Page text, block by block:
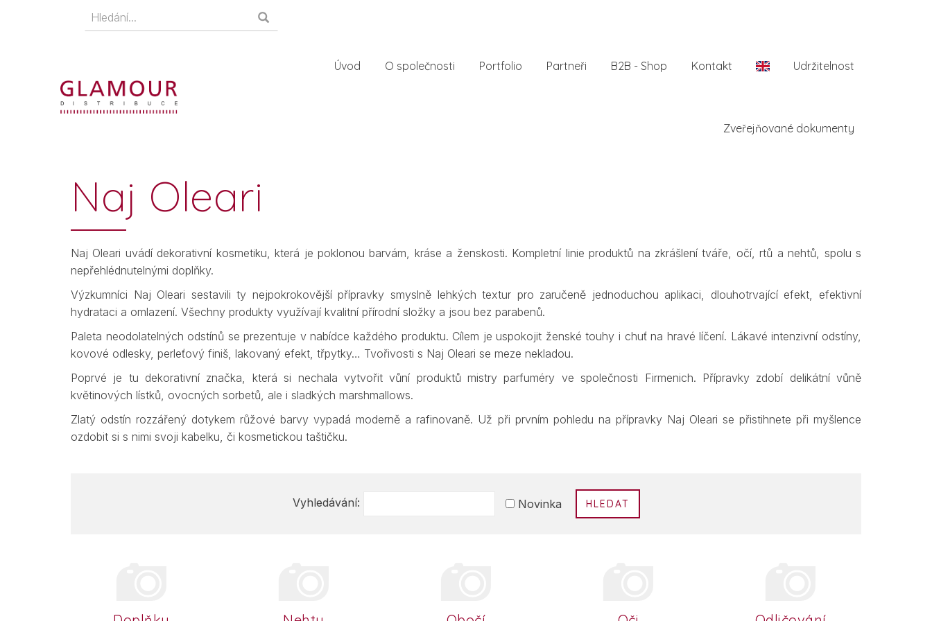
Úvod O společnosti Portfolio Partneři B2B - Shop Kontakt En Udržitelnost
Zveřejňované dokumenty
Naj Oleari
Naj Oleari uvádí dekorativní kosmetiku, která je poklonou barvám, kráse a ženskosti. Kompletní linie produktů na zkrášlení tváře, očí, rtů a nehtů, spolu s
nepřehlédnutelnými doplňky.
Výzkumníci Naj Oleari sestavili ty nejpokrokovější přípravky smyslně lehkých textur pro zaručeně jednoduchou aplikaci, dlouhotrvající efekt, efektivní
hydrataci a omlazení. Všechny produkty využívají kvalitní přírodní složky a jsou bez parabenů.
Paleta neodolatelných odstínů se prezentuje v nabídce každého produktu. Cílem je uspokojit ženské touhy i chuť na hravé líčení. Lákavé intenzivní odstíny,
kovové odlesky, perleťový finiš, lakovaný efekt, třpytky… Tvořivosti s Naj Oleari se meze nekladou.
Poprvé je tu dekorativní značka, která si nechala vytvořit vůní produktů mistry parfuméry ve společnosti Firmenich. Přípravky zdobí delikátní vůně
květinových lístků, ovocných sorbetů, ale i sladkých marshmallows.
Zlatý odstín rozzářený dotykem růžové barvy vypadá moderně a rafinovaně. Už při prvním pohledu na přípravky Naj Oleari se přistihnete při myšlence
ozdobit si s nimi svoji kabelku, či kosmetickou taštičku.
Vyhledávání: HLEDAT